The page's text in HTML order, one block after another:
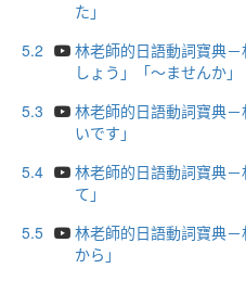
た」
5.2
林老師的日語動詞寶典
しょう」「～ませんか」
5.3
林老師的日語動詞寶典
いです」
5.4
林老師的日語動詞寶典
て」
5.5
林老師的日語動詞寶典
から」